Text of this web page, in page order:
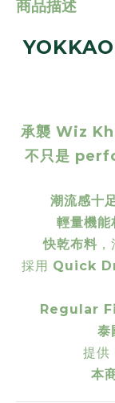
商品描述
承襲 Wiz
不只是
潮流感十
輕量機能
快乾布料
採用 Quick
Regular
泰
提供
本